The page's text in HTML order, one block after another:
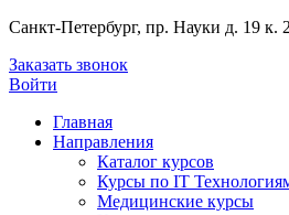
Санкт-Петербург, пр. Науки д. 19 к. 2
Заказать звонок
Войти
Главная
Направления
Каталог курсов
Курсы по IT
Медицинские курсы